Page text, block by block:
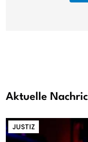
Aktuelle
JUSTIZ